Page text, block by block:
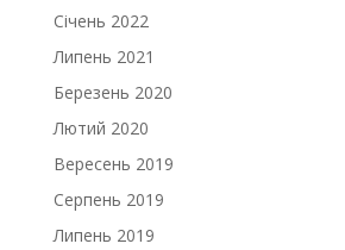
Січень 2022
Липень 2021
Березень 2020
Лютий 2020
Вересень 2019
Серпень 2019
Липень 2019